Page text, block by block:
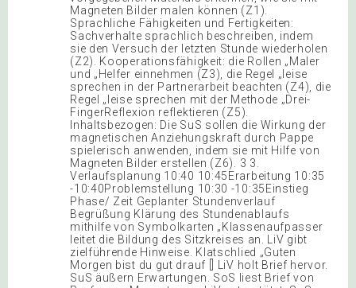
Magneten Bilder malen können (Z1).
Sprachliche Fähigkeiten und Fertigkeiten:
Sachverhalte sprachlich beschreiben, indem
sie den Versuch der letzten Stunde wiederholen
(Z2). Kooperationsfähigkeit: die Rollen „Maler
und „Helfer einnehmen (Z3), die Regel „leise
sprechen in der Partnerarbeit beachten (Z4), die
Regel „leise sprechen mit der Methode „Drei-
FingerReflexion reflektieren (Z5).
Inhaltsbezogen: Die SuS sollen die Wirkung der
magnetischen Anziehungskraft durch Pappe
spielerisch anwenden, indem sie mit Hilfe von
Magneten Bilder erstellen (Z6). 3 3.
Verlaufsplanung 10:40 10:45Erarbeitung 10:35
-10:40Problemstellung 10:30 -10:35Einstieg
Phase/ Zeit Geplanter Stundenverlauf
Begrüßung Klärung des Stundenablaufs
mithilfe von Symbolkarten „Klassenaufpasser
leitet die Bildung des Sitzkreises an. LiV gibt
zielführende Hinweise. Klatschlied „Guten
Morgen bist du gut drauf [] LiV holt Brief hervor.
SuS äußern Erwartungen. SoS liest Brief von